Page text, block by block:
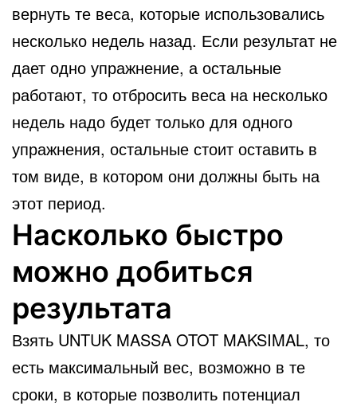
вернуть те веса, которые использовались
несколько недель назад. Если результат не
дает одно упражнение, а остальные
работают, то отбросить веса на несколько
недель надо будет только для одного
упражнения, остальные стоит оставить в
том виде, в котором они должны быть на
этот период.
Насколько быстро
можно добиться
результата
Взять UNTUK MASSA OTOT MAKSIMAL, то
есть максимальный вес, возможно в те
сроки, в которые позволить потенциал